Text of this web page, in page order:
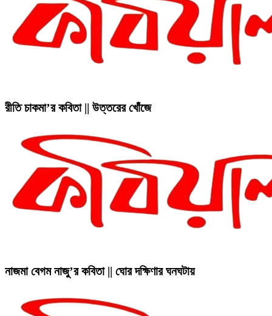
রীতি চাকমা’র কবিতা || উত্তরের খোঁজে
নাজমা বেগম নাজু’র কবিতা || ঘোর দক্ষিণার ঘনঘটায়